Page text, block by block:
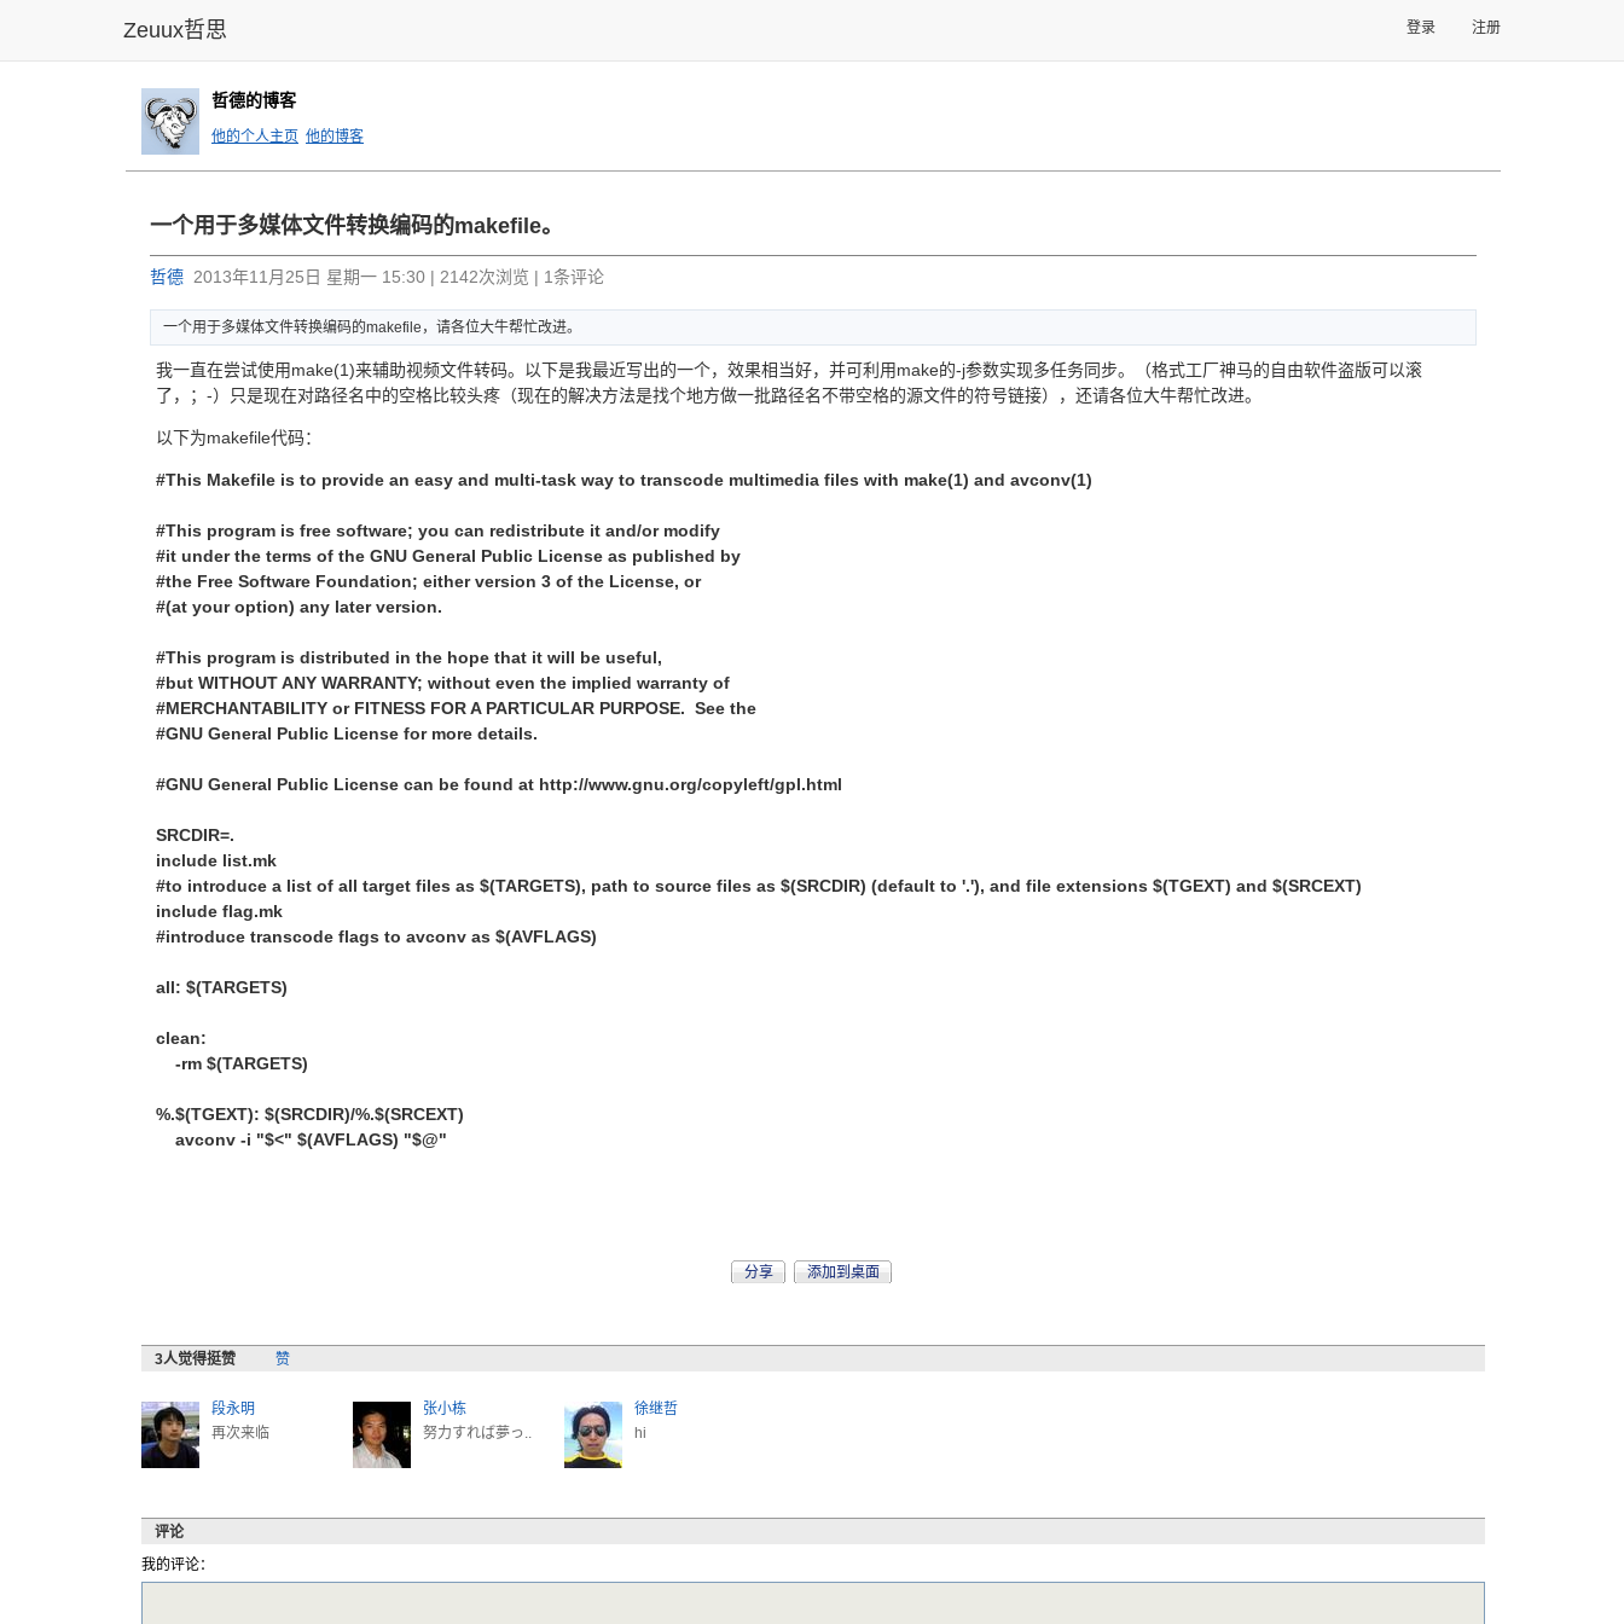
Zeuux哲思 登录 注册
哲德的博客
他的个人主页 他的博客
一个用于多媒体文件转换编码的makefi le。
哲德 2013年11月25日 星期一 15:30 | 2142次浏览 | 1条评论
一个用于多媒体文件转换编码的makefi le，请各位大牛帮忙改进。
我一直在尝试使用make(1)来辅助视频文件转码。以下是我最近写出的一个，效果相当好，并可利用make的-j参数实现多任务同步。（格式工厂神马的自由软件盗版可以滚
了，；-）只是现在对路径名中的空格比较头疼（现在的解决方法是找个地方做一批路径名不带空格的源文件的符号链接），还请各位大牛帮忙改进。
以下为makefile代码：
#This Makefile is to provide an easy and multi-task way to transcode multimedia files with make(1) and avconv(1)
#This program is free software; you can redistribute it and/or modify
#it under the terms of the GNU General Public License as published by
#the Free Software Foundation; either version 3 of the License, or
#(at your option) any later version.
#This program is distributed in the hope that it will be useful,
#but WITHOUT ANY WARRANTY; without even the implied warranty of
#MERCHANTABILITY or FITNESS FOR A PARTICULAR PURPOSE. See the
#GNU General Public License for more details.
#GNU General Public License can be found at http://www.gnu.org/copyleft/gpl.html
SRCDIR=.
include list.mk
#to introduce a list of all target files as $(TARGETS), path to source files as $(SRCDIR) (default to '.'), and file extensions $(TGEXT) and $(SRCEXT)
include flag.mk
#introduce transcode flags to avconv as $(AVFLAGS)
all: $(TARGETS)
clean:
-rm $(TARGETS)
%.$(TGEXT): $(SRCDIR)/%.$(SRCEXT)
avconv -i "$<" $(AVFLAGS) "$@"
分享 添加到桌面
3人觉得挺赞 赞
段永明
再次来临
张小栋
努力すれば夢っ..
徐继哲
hi
评论
我的评论：